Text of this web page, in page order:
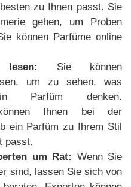
zu Ihnen passt. Sie
gehen, um Proben
können Parfüme online
lesen:
Sie können
um zu sehen, was
Parfüm denken.
können Ihnen bei der
ein Parfüm zu Ihrem Stil
passt.
um Rat: Wenn Sie
sind, lassen Sie sich von